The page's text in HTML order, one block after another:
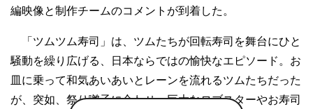
編映像と制作チームのコメントが到着した。
「ツムツム寿司」は、ツムたちが回転寿司を舞台にひと
騒動を繰り広げる、日本ならではの愉快なエピソード。お
皿に乗って和気あいあいとレーンを流れるツムたちだった
が、突如、祭り囃子に合わせ、巨大なロブスターやお寿司